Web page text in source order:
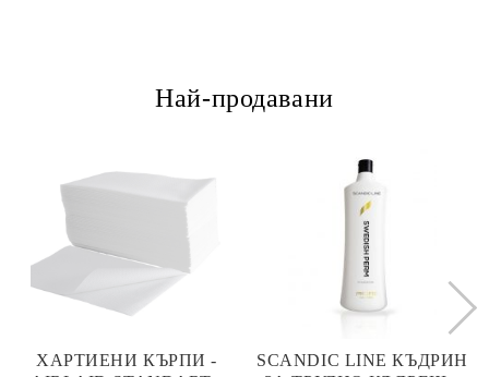
Най-продавани
ХАРТИЕНИ КЪРПИ -
SCANDIC LINE КЪДРИН